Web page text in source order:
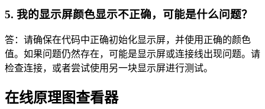
5. 我的显示屏颜色显示不正确，可能是什么问题？
答：请确保在代码中正确初始化显示屏，并使用正确的颜色
值。如果问题仍然存在，可能是显示屏或连接线出现问题。请
检查连接，或者尝试使用另一块显示屏进行测试。
在线原理图查看器